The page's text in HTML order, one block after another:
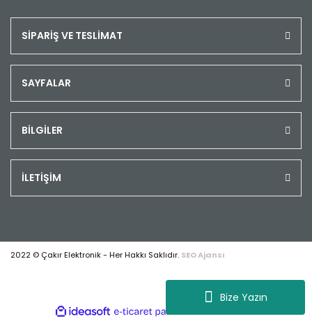
Bize Yazın
SİPARİŞ VE TESLİMAT
SAYFALAR
BİLGİLER
İLETİŞİM
2022 © Çakır Elektronik - Her Hakkı Saklıdır. SEO Ajansı
ideasoft